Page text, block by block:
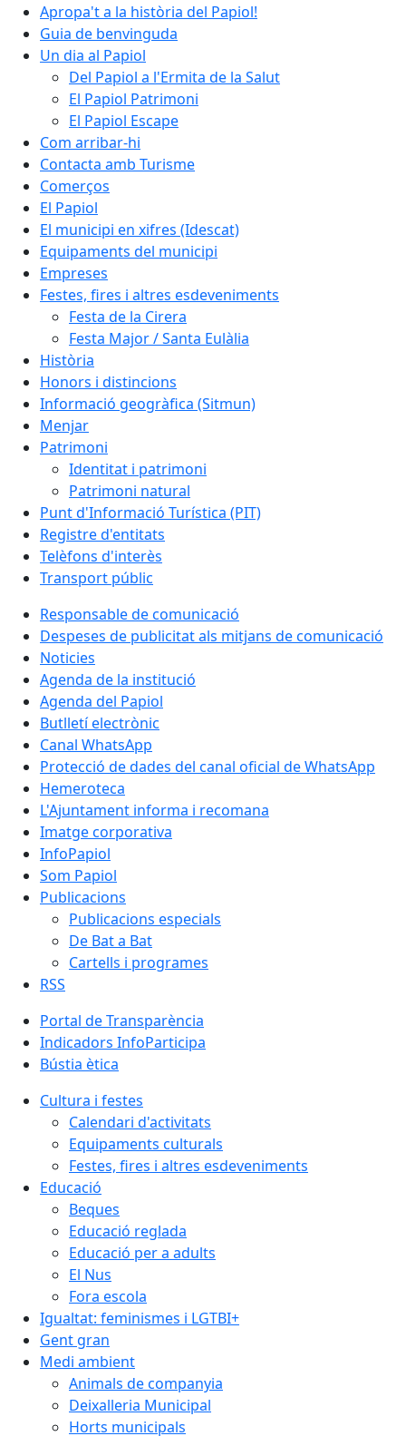
Apropa't a la història del Papiol!
Guia de benvinguda
Un dia al Papiol
Del Papiol a l'Ermita de la Salut
El Papiol Patrimoni
El Papiol Escape
Com arribar-hi
Contacta amb Turisme
Comerços
El Papiol
El municipi en xifres (Idescat)
Equipaments del municipi
Empreses
Festes, fires i altres esdeveniments
Festa de la Cirera
Festa Major / Santa Eulàlia
Història
Honors i distincions
Informació geogràfica (Sitmun)
Menjar
Patrimoni
Identitat i patrimoni
Patrimoni natural
Punt d'Informació Turística (PIT)
Registre d'entitats
Telèfons d'interès
Transport públic
Responsable de comunicació
Despeses de publicitat als mitjans de comunicació
Noticies
Agenda de la institució
Agenda del Papiol
Butlletí electrònic
Canal WhatsApp
Protecció de dades del canal oficial de WhatsApp
Hemeroteca
L'Ajuntament informa i recomana
Imatge corporativa
InfoPapiol
Som Papiol
Publicacions
Publicacions especials
De Bat a Bat
Cartells i programes
RSS
Portal de Transparència
Indicadors InfoParticipa
Bústia ètica
Cultura i festes
Calendari d'activitats
Equipaments culturals
Festes, fires i altres esdeveniments
Educació
Beques
Educació reglada
Educació per a adults
El Nus
Fora escola
Igualtat: feminismes i LGTBI+
Gent gran
Medi ambient
Animals de companyia
Deixalleria Municipal
Horts municipals